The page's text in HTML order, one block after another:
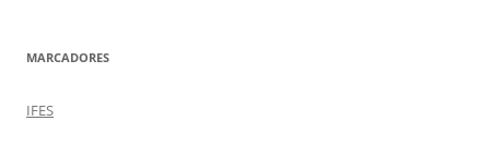
MARCADORES
IFES